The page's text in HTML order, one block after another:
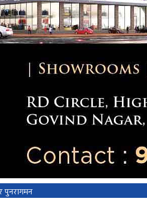
पुनरागमन